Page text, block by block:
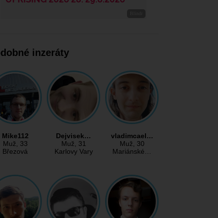
inzeráty
Mike112
Muž, 33
Březová
Dejvisek…
Muž, 31
Karlovy Vary
vladimcael…
Muž, 30
Mariánské…